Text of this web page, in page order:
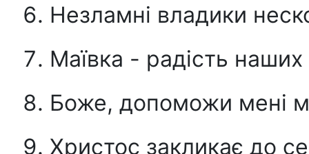
Незламні владики
Маївка - радість
Боже, допоможи мені
Христос закликає до